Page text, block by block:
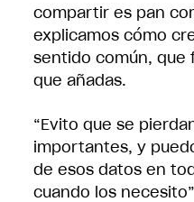
compartir es pan
explicamos cómo
sentido común, que
que añadas.
“Evito que se
importantes, y
de esos datos en
cuando los